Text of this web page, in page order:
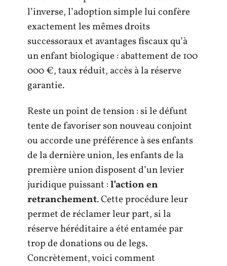
l’inverse, l’adoption simple lui confère
exactement les mêmes droits
successoraux et avantages fiscaux qu’à
un enfant biologique : abattement de 100
000 €, taux réduit, accès à la réserve
garantie.
Reste un point de tension : si le défunt
tente de favoriser son nouveau conjoint
ou accorde une préférence à ses enfants
de la dernière union, les enfants de la
première union disposent d’un levier
juridique puissant :l’action en
retranchement. Cette procédure leur
permet de réclamer leur part, si la
réserve héréditaire a été entamée par
trop de donations ou de legs.
Concrètement, voici comment